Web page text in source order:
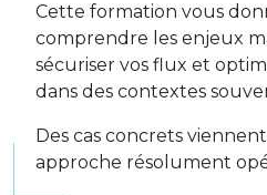
Cette formation vous
comprendre les enjeux
sécuriser vos flux et
dans des contextes
Des cas concrets
approche résolument